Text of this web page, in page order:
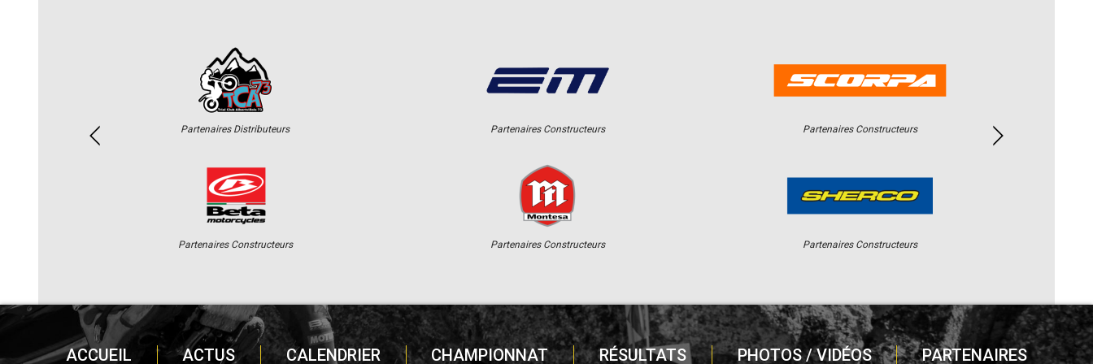
Partenaires Distributeurs
Partenaires Constructeurs
Partenaires Constructeurs
Partenaires Constructeurs
Partenaires Constructeurs
Partenaires Constructeurs
ACCUEIL ACTUS CALENDRIER CHAMPIONNAT RÉSULTATS PHOTOS / VIDÉOS PARTENAIRES